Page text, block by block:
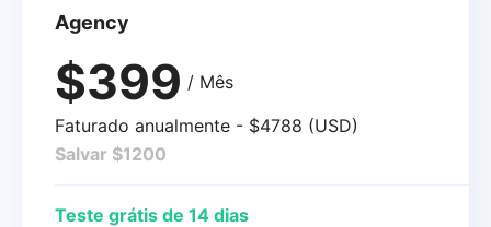
Agency
$399 / Mês
Faturado anualmente - $4788 (USD)
Salvar $1200
Teste grátis de 14 dias